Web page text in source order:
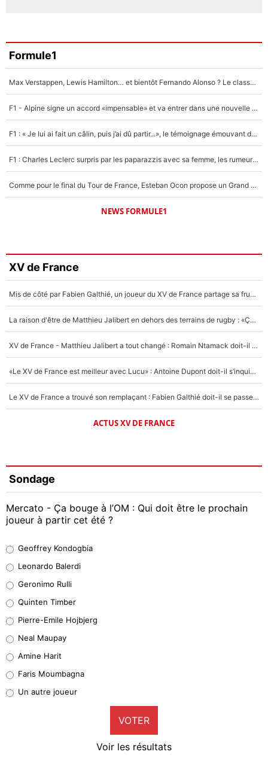
Formule1
Max Verstappen, Lewis Hamilton… et bientôt Fernando Alonso ? Le classement des pilotes les mieux payés en Formule 1 risque de changer !
F1 - Alpine signe un accord «impensable» et va entrer dans une nouvelle dimension : Grande nouvelle pour Pierre Gasly !
F1 : « Je lui ai fait un câlin, puis j’ai dû partir...», le témoignage émouvant de Max Verstappen sur sa fille
F1 : Charles Leclerc surpris par les paparazzis avec sa femme, les rumeurs étaient vraies !
Comme pour le final du Tour de France, Esteban Ocon propose un Grand Prix de Formule 1 à Paris : «Autour de l’Arc de Triomphe, ce serait génial» !
NEWS FORMULE1
XV de France
Mis de côté par Fabien Galthié, un joueur du XV de France partage sa frustration : «ils ne me l’ont pas dit tout de suite»
La raison d'être de Matthieu Jalibert en dehors des terrains de rugby : «Ça m'atteint autant que si tu touches à un membre de ma famille»
XV de France - Matthieu Jalibert a tout changé : Romain Ntamack doit-il s’inquiéter pour sa place à un an de la Coupe du monde ?
«Le XV de France est meilleur avec Lucu» : Antoine Dupont doit-il s’inquiéter pour sa place ?
Le XV de France a trouvé son remplaçant : Fabien Galthié doit-il se passer d'Antoine Dupont ?
ACTUS XV DE FRANCE
Sondage
Mercato - Ça bouge à l’OM : Qui doit être le prochain
joueur à partir cet été ?
38%
32%
5%
1%
9%
Geoffrey Kondogbia
Leonardo Balerdi
Geronimo Rulli
Quinten Timber
Pierre-Emile Hojbjerg
Neal Maupay
Amine Harit
Faris Moumbagna
Un autre joueur
VOTER
Voir les résultats